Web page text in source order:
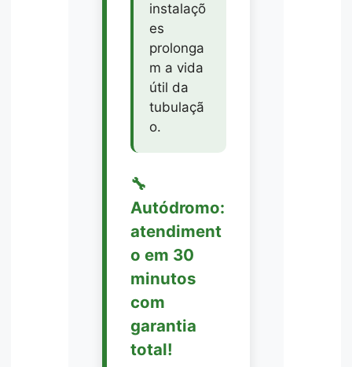
instalaçõ
es
prolonga
m a vida
útil da
tubulaçã
o.
🔧
Autódromo:
atendiment
o em 30
minutos
com
garantia
total!